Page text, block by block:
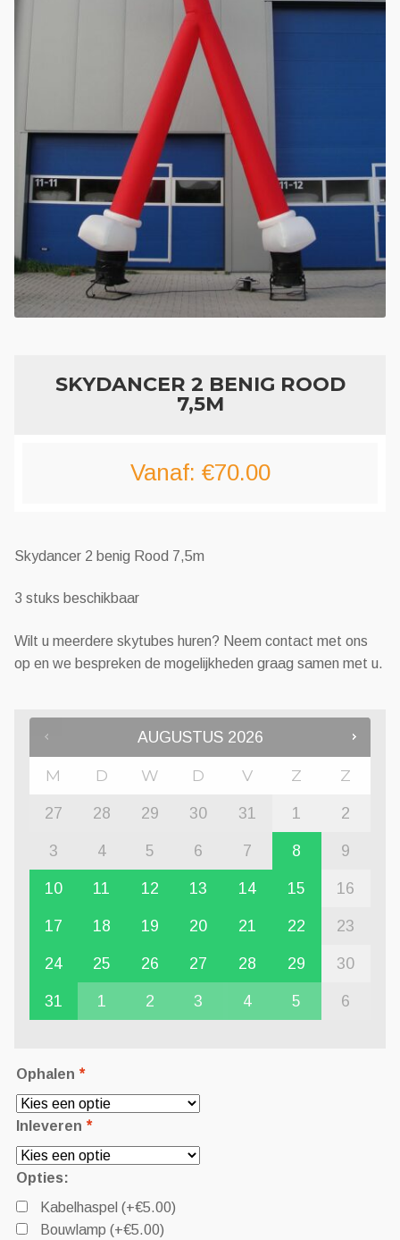
Eyecatcher
Skytubes
Feestversiering
SKYDANCER 2 BENIG ROOD
7,5M
Vanaf: €70.00
Skydancer 2 benig Rood 7,5m
3 stuks beschikbaar
Wilt u meerdere skytubes huren? Neem contact met ons
op en we bespreken de mogelijkheden graag samen met u.
AUGUSTUS 2026
M D W D V Z Z
27 28 29 30 31 1 2
3 4 5 6 7 8 9
10 11 12 13 14 15 16
17 18 19 20 21 22 23
24 25 26 27 28 29 30
31 1 2 3 4 5 6
Ophalen *
Inleveren *
Opties:
Kabelhaspel(+€5.00)
Bouwlamp(+€5.00)